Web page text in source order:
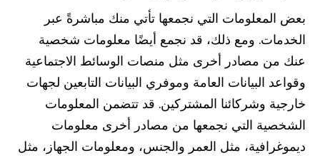
بعض المعلومات التي نجمعها تأتي منك مباشرةً عبر
الخدمات. ومع ذلك، قد نجمع أيضًا معلومات شخصية
عنك من مصادر أخرى مثل منصات الوسائط الاجتماعية
وقواعد البيانات العامة وموفري البيانات التابعين لجهات
خارجية وشركائنا المشتركين. قد تتضمن المعلومات
الشخصية التي نجمعها من مصادر أخرى معلومات
ديموغرافية، مثل العمر والجنس، ومعلومات الجهاز، مثل